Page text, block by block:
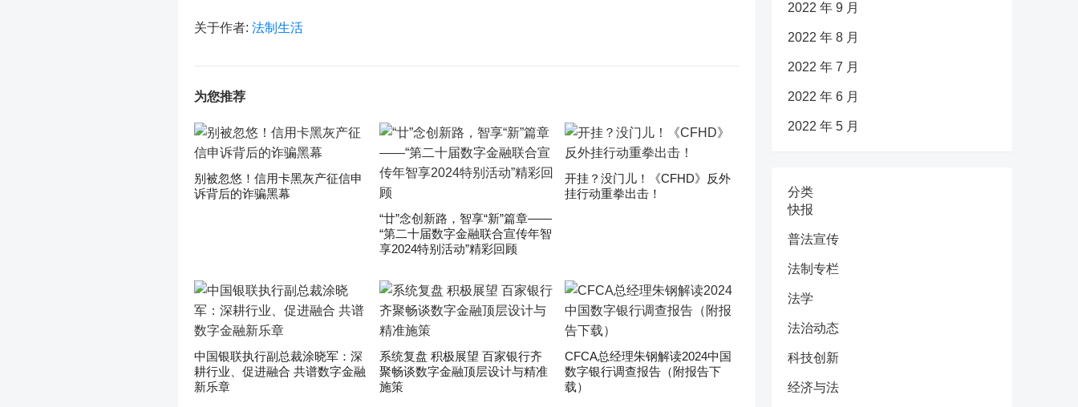
关于作者: 法制生活
为您推荐
别被忽悠！信用卡黑灰产征信申
诉背后的诈骗黑幕
“廿”念创新路，智享“新”篇章——
“第二十届数字金融联合宣传年智
享2024特别活动”精彩回顾
开挂？没门儿！《CFHD》反外
挂行动重拳出击！
中国银联执行副总裁涂晓军：深
耕行业、促进融合 共谱数字金融
新乐章
系统复盘 积极展望 百家银行齐
聚畅谈数字金融顶层设计与精准
施策
CFCA总经理朱钢解读2024中国
数字银行调查报告（附报告下
载）
2022 年 9 月
2022 年 8 月
2022 年 7 月
2022 年 6 月
2022 年 5 月
分类
快报
普法宣传
法制专栏
法学
法治动态
科技创新
经济与法